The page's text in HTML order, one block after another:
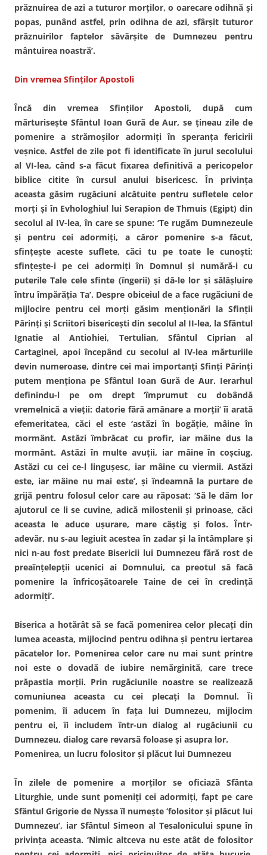
prăznuirea de azi a tuturor morţilor, o oarecare odihnă şi
popas, punând astfel, prin odihna de azi, sfârşit tuturor
prăznuirilor faptelor săvârşite de Dumnezeu pentru
mântuirea noastră’.
Din vremea Sfinţilor Apostoli
Încă din vremea Sfinţilor Apostoli, după cum
mărturiseşte Sfântul Ioan Gură de Aur, se ţineau zile de
pomenire a strămoşilor adormiţi în speranţa fericirii
veşnice. Astfel de zile pot fi identificate în jurul secolului
al VI-lea, când s-a făcut fixarea definitivă a pericopelor
biblice citite în cursul anului bisericesc. În privinţa
aceasta găsim rugăciuni alcătuite pentru sufletele celor
morţi şi în Evhologhiul lui Serapion de Thmuis (Egipt) din
secolul al IV-lea, în care se spune: ‘Te rugăm Dumnezeule
şi pentru cei adormiţi, a căror pomenire s-a făcut,
sfinţeşte aceste suflete, căci tu pe toate le cunoşti;
sfinţeşte-i pe cei adormiţi în Domnul şi numără-i cu
puterile Tale cele sfinte (îngerii) şi dă-le lor şi sălăşluire
întru împărăţia Ta’. Despre obiceiul de a face rugăciuni de
mijlocire pentru cei morţi găsim menţionări la Sfinţii
Părinţi şi Scriitori bisericeşti din secolul al II-lea, la Sfântul
Ignatie al Antiohiei, Tertulian, Sfântul Ciprian al
Cartaginei, apoi începând cu secolul al IV-lea mărturiile
devin numeroase, dintre cei mai importanţi Sfinţi Părinţi
putem menţiona pe Sfântul Ioan Gură de Aur. Ierarhul
definindu-l pe om drept ‘împrumut cu dobândă
vremelnică a vieţii: datorie fără amânare a morţii’ îi arată
efemeritatea, căci el este ‘astăzi în bogăţie, mâine în
mormânt. Astăzi îmbrăcat cu profir, iar mâine dus la
mormânt. Astăzi în multe avuţii, iar mâine în coşciug.
Astăzi cu cei ce-l linguşesc, iar mâine cu viermii. Astăzi
este, iar mâine nu mai este’, şi îndeamnă la purtare de
grijă pentru folosul celor care au răposat: ‘Să le dăm lor
ajutorul ce li se cuvine, adică milostenii şi prinoase, căci
aceasta le aduce uşurare, mare câştig şi folos. Într-
adevăr, nu s-au legiuit acestea în zadar şi la întâmplare şi
nici n-au fost predate Bisericii lui Dumnezeu fără rost de
preaînţelepţii ucenici ai Domnului, ca preotul să facă
pomenire la înfricoşătoarele Taine de cei în credinţă
adormiţi’.
Biserica a hotărât să se facă pomenirea celor plecaţi din
lumea aceasta, mijlocind pentru odihna şi pentru iertarea
păcatelor lor. Pomenirea celor care nu mai sunt printre
noi este o dovadă de iubire nemărginită, care trece
prăpastia morţii. Prin rugăciunile noastre se realizează
comuniunea aceasta cu cei plecaţi la Domnul. Îi
pomenim, îi aducem în faţa lui Dumnezeu, mijlocim
pentru ei, îi includem într-un dialog al rugăciunii cu
Dumnezeu, dialog care revarsă foloase şi asupra lor.
Pomenirea, un lucru folositor şi plăcut lui Dumnezeu
În zilele de pomenire a morţilor se oficiază Sfânta
Liturghie, unde sunt pomeniţi cei adormiţi, fapt pe care
Sfântul Grigorie de Nyssa îl numeşte ‘folositor şi plăcut lui
Dumnezeu’, iar Sfântul Simeon al Tesalonicului spune în
privinţa aceasta. ‘Nimic altceva nu este atât de folositor